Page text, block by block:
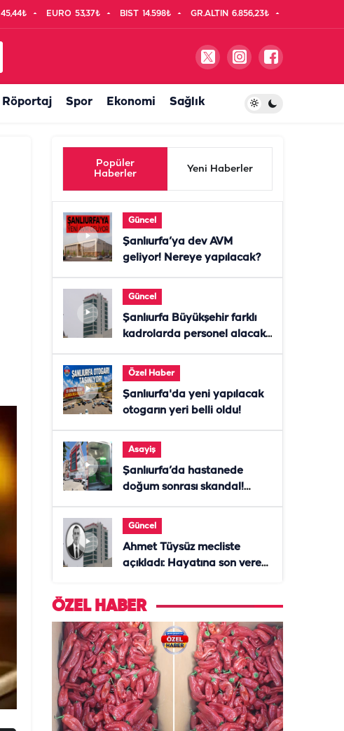
45,44₺ EURO 53,37₺ BIST 14.598₺ GR.ALTIN 6.856,23₺
Röportaj Spor Ekonomi Sağlık
Popüler
Haberler
Yeni Haberler
Güncel
Şanlıurfa’ya dev AVM
geliyor! Nereye yapılacak?
Güncel
Şanlıurfa Büyükşehir farklı
kadrolarda personel alacak!
Özel Haber
Şanlıurfa'da yeni yapılacak
otogarın yeri belli oldu!
Asayiş
Şanlıurfa’da hastanede
doğum sonrası skandal!
Güncel
Ahmet Tüysüz mecliste
açıkladı: Hayatına son veren
ÖZEL HABER